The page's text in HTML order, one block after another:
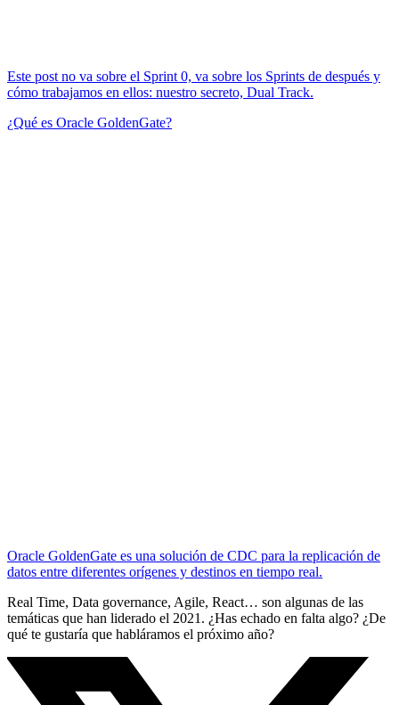
Este post no va sobre el Sprint 0, va sobre los Sprints de después y
cómo trabajamos en ellos: nuestro secreto, Dual Track.
¿Qué es Oracle GoldenGate?
Oracle GoldenGate es una solución de CDC para la replicación de
datos entre diferentes orígenes y destinos en tiempo real.
Real Time, Data governance, Agile, React… son algunas de las
temáticas que han liderado el 2021. ¿Has echado en falta algo? ¿De
qué te gustaría que habláramos el próximo año?